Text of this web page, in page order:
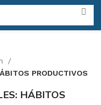
PRODUCTIVOS
HÁBITOS